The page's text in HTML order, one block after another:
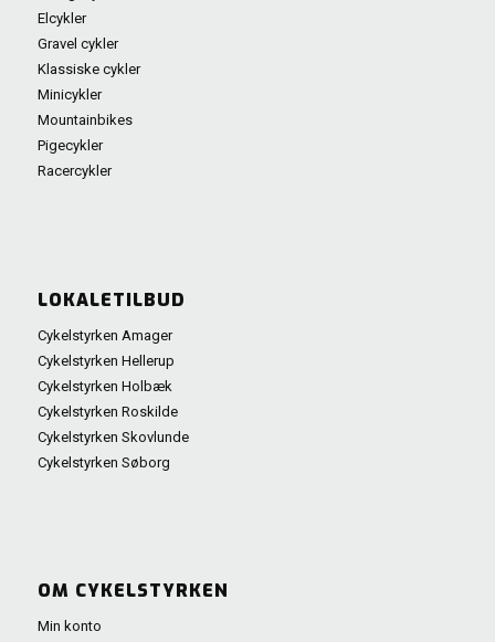
Elcykler
Gravel cykler
Klassiske cykler
Minicykler
Mountainbikes
Pigecykler
Racercykler
LOKALETILBUD
Cykelstyrken Amager
Cykelstyrken Hellerup
Cykelstyrken Holbæk
Cykelstyrken Roskilde
Cykelstyrken Skovlunde
Cykelstyrken Søborg
OM CYKELSTYRKEN
Min konto